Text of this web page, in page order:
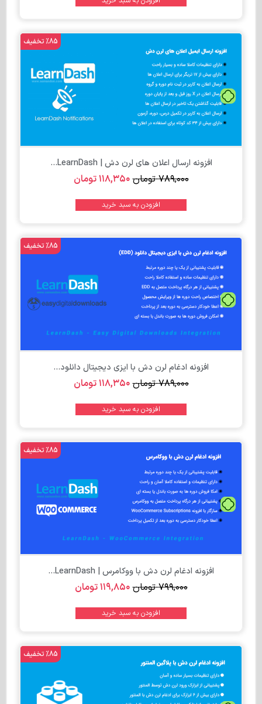
تومان
%85 تخفیف
افزونه ارسال اعلان های لرن دش | LearnDash...
۷۸۹,۰۰۰ تومان۱۱۸,۳۵۰تومان
افزودن به سبد خرید
تومان
%85 تخفیف
افزونه ادغام لرن دش با ایزی دیجیتال دانلود...
۷۸۹,۰۰۰ تومان۱۱۸,۳۵۰تومان
افزودن به سبد خرید
تومان
%85 تخفیف
افزونه ادغام لرن دش با ووکامرس | LearnDash...
۷۹۹,۰۰۰ تومان۱۱۹,۸۵۰تومان
افزودن به سبد خرید
%85 تخفیف